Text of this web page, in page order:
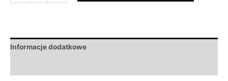
Informacje dodatkowe